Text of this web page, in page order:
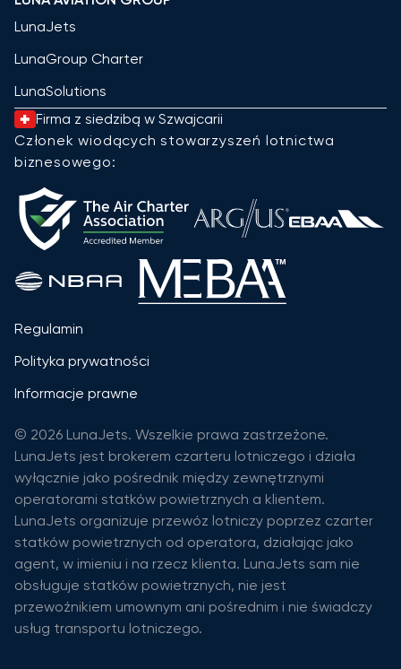
LunaJets
LunaGroup Charter
LunaSolutions
Firma z siedzibą w Szwajcarii
Członek wiodących stowarzyszeń lotnictwa
biznesowego:
Regulamin
Polityka prywatności
Informacje prawne
© 2026 LunaJets. Wszelkie prawa zastrzeżone.
LunaJets jest brokerem czarteru lotniczego i działa
wyłącznie jako pośrednik między zewnętrznymi
operatorami statków powietrznych a klientem.
LunaJets organizuje przewóz lotniczy poprzez czarter
statków powietrznych od operatora, działając jako
agent, w imieniu i na rzecz klienta. LunaJets sam nie
obsługuje statków powietrznych, nie jest
przewoźnikiem umownym ani pośrednim i nie świadczy
usług transportu lotniczego.